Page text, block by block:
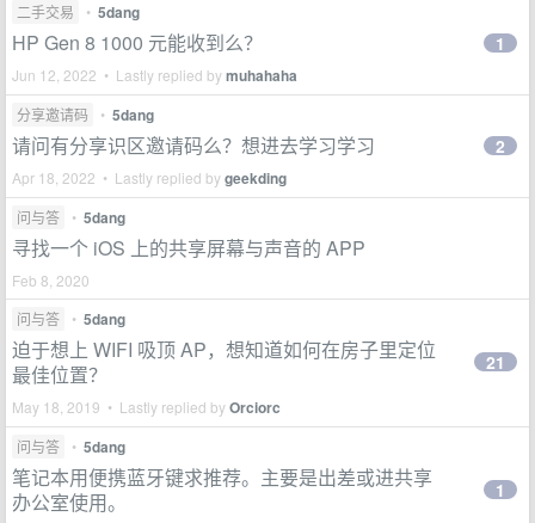
二手交易
• 5dang
HP Gen 8 1000 元能收到么？
Jun 12, 2022 • Lastly replied bymuhahaha
1
分享邀请码 • 5dang
请问有分享识区邀请码么？想进去学习学习
Apr 18, 2022 • Lastly replied bygeekding
2
问与答 • 5dang
寻找一个 iOS 上的共享屏幕与声音的 APP
Feb 8, 2020
问与答
• 5dang
迫于想上 WIFI 吸顶 AP，想知道如何在房子里定位
最佳位置？
May 18, 2019 • Lastly replied byOrciorc
21
问与答 • 5dang
笔记本用便携蓝牙键求推荐。主要是出差或进共享
办公室使用。
1